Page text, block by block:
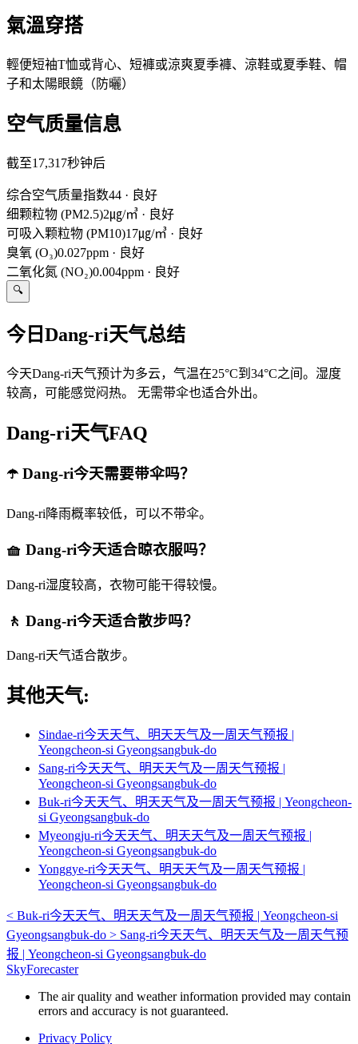
氣溫穿搭
輕便短袖T恤或背心、短褲或涼爽夏季褲、涼鞋或夏季鞋、帽
子和太陽眼鏡（防曬）
空气质量信息
截至17,317秒钟后
综合空气质量指数44 · 良好
细颗粒物 (PM2.5)2㎍/㎥ · 良好
可吸入颗粒物 (PM10)17㎍/㎥ · 良好
臭氧 (O₃)0.027ppm · 良好
二氧化氮 (NO₂)0.004ppm · 良好
🔍
今日Dang-ri天气总结
今天Dang-ri天气预计为多云，气温在25°C到34°C之间。湿度
较高，可能感觉闷热。 无需带伞也适合外出。
Dang-ri天气FAQ
☂️ Dang-ri今天需要带伞吗？
Dang-ri降雨概率较低，可以不带伞。
🧺 Dang-ri今天适合晾衣服吗？
Dang-ri湿度较高，衣物可能干得较慢。
🚶 Dang-ri今天适合散步吗？
Dang-ri天气适合散步。
其他天气:
Sindae-ri今天天气、明天天气及一周天气预报 |
Yeongcheon-si Gyeongsangbuk-do
Sang-ri今天天气、明天天气及一周天气预报 |
Yeongcheon-si Gyeongsangbuk-do
Buk-ri今天天气、明天天气及一周天气预报 | Yeongcheon-
si Gyeongsangbuk-do
Myeongju-ri今天天气、明天天气及一周天气预报 |
Yeongcheon-si Gyeongsangbuk-do
Yonggye-ri今天天气、明天天气及一周天气预报 |
Yeongcheon-si Gyeongsangbuk-do
< Buk-ri今天天气、明天天气及一周天气预报 | Yeongcheon-si
Gyeongsangbuk-do > Sang-ri今天天气、明天天气及一周天气预
报 | Yeongcheon-si Gyeongsangbuk-do
SkyForecaster
The air quality and weather information provided may contain
errors and accuracy is not guaranteed.
Privacy Policy